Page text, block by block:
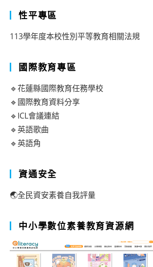
性平專區
113學年度本校性別平等教育相關法規
國際教育專區
🔹花蓮縣國際教育任務學校
🔹國際教育資料分享
🔹ICL會議連結
🔹英語歌曲
🔹英語角
資通安全
🌏全民資安素養自我評量
中小學數位素養教育資源網